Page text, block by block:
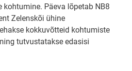
kohtumine. Päeva lõpetab NB8
Zelenskõi ühine
kokkuvõtteid kohtumiste
tutvustatakse edasisi